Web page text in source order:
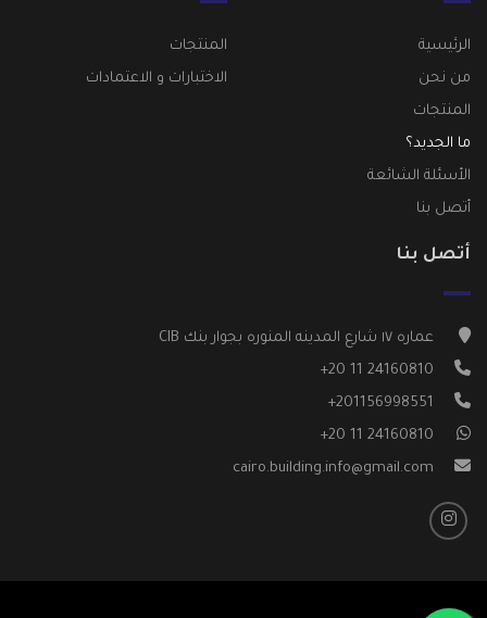
الرئيسية
من نحن
المنتجات
ما الجديد؟
الأسئلة الشائعة
أتصل بنا
المنتجات
الاختبارات و الاعتمادات
أتصل بنا
عماره ١٧ شارع المدينه المنوره بجوار بنك CIB
⁦+20 11 24160810⁩
+201156998551
⁦+20 11 24160810⁩
cairo.building.info@gmail.com